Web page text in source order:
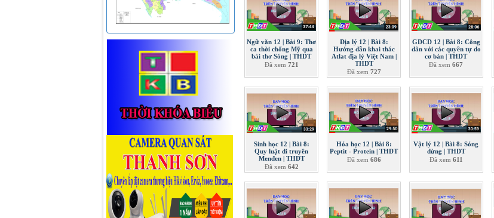
Ngữ văn 12 | Bài 9: Thơ
ca thời chống Mỹ qua
bài thơ Sóng | THDT
Đã xem 721
Địa lý 12 | Bài 8:
Hướng dẫn khai thác
Atlat địa lý Việt Nam |
THDT
Đã xem 727
GDCD 12 | Bài 8: Công
dân với các quyền tự do
cơ bản | THDT
Đã xem667
Sinh học 12 | Bài 8:
Quy luật di truyền
Menđen | THDT
Đã xem 642
Hóa học 12 | Bài 8:
Peptit - Protein | THDT
Đã xem 686
Vật lý 12 | Bài 8: Sóng
dừng | THDT
Đã xem 611